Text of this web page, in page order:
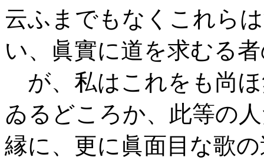
云ふまでもなくこれら
い、眞實に道を求むる
が、私はこれをも尚
ゐるどころか、此等の
縁に、更に眞面目な歌